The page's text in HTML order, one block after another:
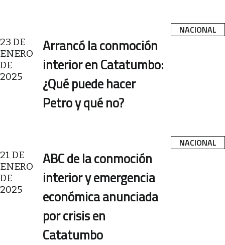
NACIONAL
NACIONAL
23 DE
ENERO
DE
2025
Arrancó la conmoción
interior en Catatumbo:
¿Qué puede hacer
Petro y qué no?
21 DE
ENERO
DE
2025
ABC de la conmoción
interior y emergencia
económica anunciada
por crisis en
Catatumbo